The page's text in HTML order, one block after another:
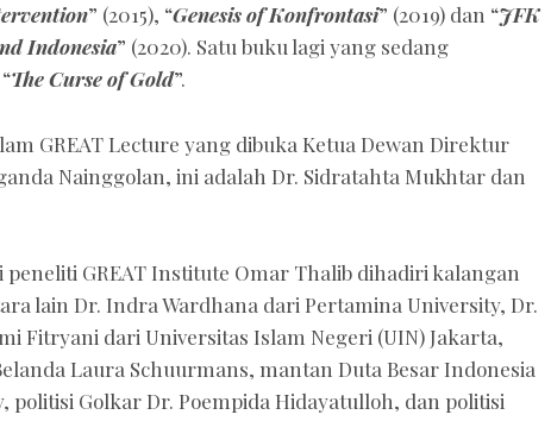
” (2015), “Genesis of Konfrontasi” (2019) dan “JFK
Indonesia” (2020). Satu buku lagi yang sedang
The Curse of Gold”.
GREAT Lecture yang dibuka Ketua Dewan Direktur
Nainggolan, ini adalah Dr. Sidratahta Mukhtar dan
GREAT Institute Omar Thalib dihadiri kalangan
lain Dr. Indra Wardhana dari Pertamina University, Dr.
Fitryani dari Universitas Islam Negeri (UIN) Jakarta,
Laura Schuurmans, mantan Duta Besar Indonesia
politisi Golkar Dr. Poempida Hidayatulloh, dan politisi